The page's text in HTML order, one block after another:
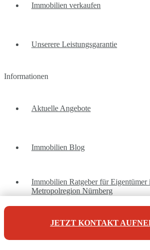
JETZT KONTAKT
Immobilien verkaufen
Unserere Leistungsgarantie
Informationen
Aktuelle Angebote
Immobilien Blog
Immobilien Ratgeber für Eigentümer
Metropolregion Nürnberg
Unsere Referenzen